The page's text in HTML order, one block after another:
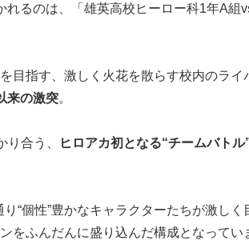
れるのは、「雄英高校ヒーロー科1年A組
目指す、激しく火花を散らす校内のライ
来の激突。
り合う、 ヒロアカ初となる“チームバトル
“個性”豊かなキャラクターたちが激しく
をふんだんに盛り込んだ構成となってい